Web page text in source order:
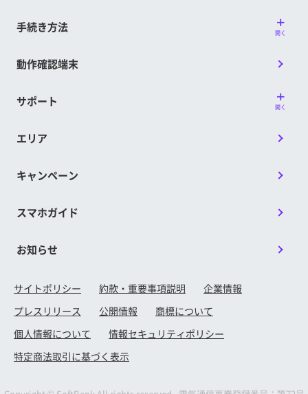
手続き方法 開く
動作確認端末
サポート 開く
エリア
キャンペーン
スマホガイド
お知らせ
サイトポリシー 約款・重要事項説明
企業情報
プレスリリース
公開情報
商標について
個人情報について
情報セキュリティポリシー
特定商法取引に基づく表示